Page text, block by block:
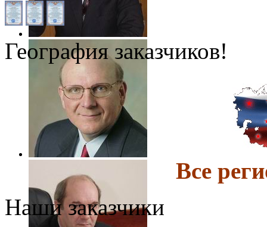
География заказчиков!
Все
Наши заказчики